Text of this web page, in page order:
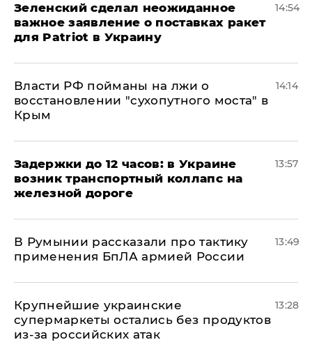
Зеленский сделал неожиданное
важное заявление о поставках ракет
для Patriot в Украину
14:54
Власти РФ пойманы на лжи о
восстановлении "сухопутного моста" в
Крым
14:14
Задержки до 12 часов: в Украине
возник транспортный коллапс на
железной дороге
13:57
В Румынии рассказали про тактику
применения БпЛА армией России
13:49
Крупнейшие украинские
супермаркеты остались без продуктов
из-за российских атак
13:28